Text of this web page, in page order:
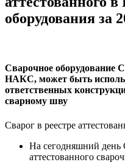
оборудования за
Сварочное оборудование
НАКС, может быть
ответственных
сварному шву
Сварог в реестре
На сегодняшний день
аттестованного